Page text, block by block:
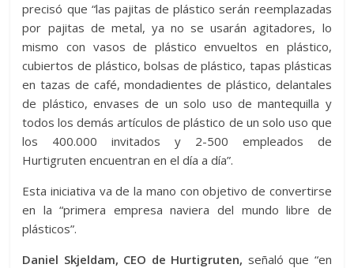
precisó que “las pajitas de plástico serán reemplazadas
por pajitas de metal, ya no se usarán agitadores, lo
mismo con vasos de plástico envueltos en plástico,
cubiertos de plástico, bolsas de plástico, tapas plásticas
en tazas de café, mondadientes de plástico, delantales
de plástico, envases de un solo uso de mantequilla y
todos los demás artículos de plástico de un solo uso que
los 400.000 invitados y 2-500 empleados de
Hurtigruten encuentran en el día a día”.
Esta iniciativa va de la mano con objetivo de convertirse
en la “primera empresa naviera del mundo libre de
plásticos”.
Daniel Skjeldam, CEO de Hurtigruten, señaló que “en